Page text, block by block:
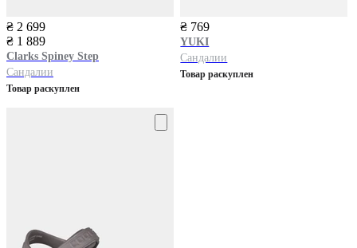
₴ 2 699
₴ 1 889
Clarks Spiney Step
Сандалии
Товар раскуплен
₴ 769
YUKI
Сандалии
Товар раскуплен